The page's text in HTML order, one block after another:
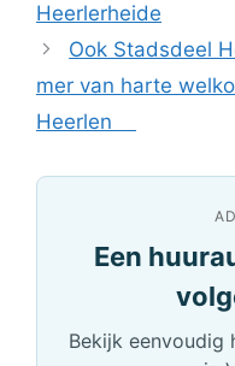
Heerlerheide
Ook Stadsdeel
mer van harte
Heer­len
Een
Bekijk eenvoudig